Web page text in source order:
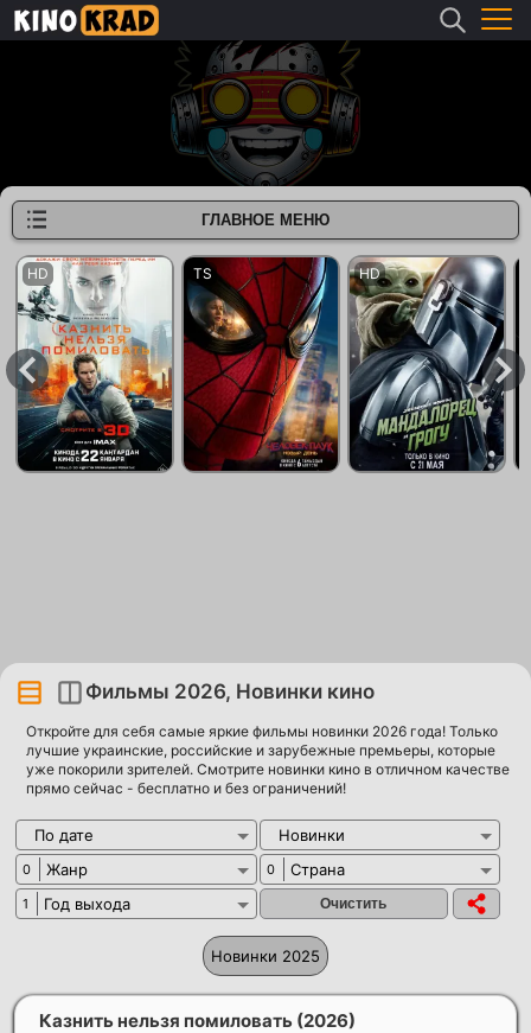
Фильмы 2026, Новинки кино
Откройте для себя самые яркие фильмы новинки 2026 года! Только
лучшие украинские, российские и зарубежные премьеры, которые
уже покорили зрителей. Смотрите новинки кино в отличном качестве
прямо сейчас - бесплатно и без ограничений!
По дате Новинки
0 Жанр 0 Страна
1 Год выхода
Новинки 2025
Казнить нельзя помиловать (2026)
ГЛАВНОЕ МЕНЮ